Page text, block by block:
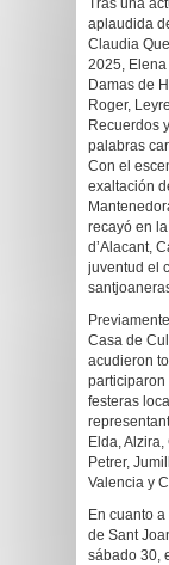
Tras una
aplaudida
Claudia
2025,
Damas de
Roger,
Recuerdos
palabras
Con el
exaltación
recayó en
d’Alacant,
juventud el
Casa de
acudieron
participaron
festeras
Elda,
Petrer,
Valencia y
En cuanto
de Sant
sábado 30,